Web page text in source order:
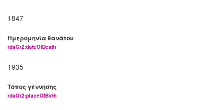
1847
Ημερομηνία θανάτου
rdaGr2:dateOfDeath
1935
Τόπος γέννησης
rdaGr2:placeOfBirth